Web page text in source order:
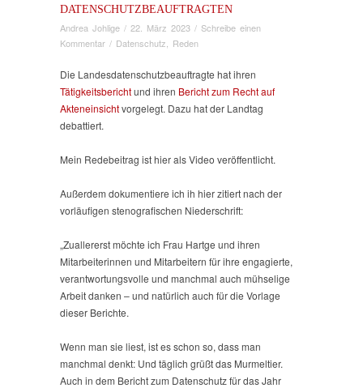
DATENSCHUTZBEAUFTRAGTEN
Andrea Johlige / 22. März 2023 / Schreibe einen
Kommentar / Datenschutz Reden
Die Landesdatenschutzbeauftragte hat ihren
Tätigkeitsberichtund ihren Bericht zum Recht auf
Akteneinsichtvorgelegt. Dazu hat der Landtag
debattiert.
Mein Redebeitrag ist hier als Video veröffentlicht.
Außerdem dokumentiere ich ih hier zitiert nach der
vorläufigen stenografischen Niederschrift:
„Zuallererst möchte ich Frau Hartge und ihren
Mitarbeiterinnen und Mitarbeitern für ihre engagierte,
verantwortungsvolle und manchmal auch mühselige
Arbeit danken – und natürlich auch für die Vorlage
dieser Berichte.
Wenn man sie liest, ist es schon so, dass man
manchmal denkt: Und täglich grüßt das Murmeltier.
Auch in dem Bericht zum Datenschutz für das Jahr